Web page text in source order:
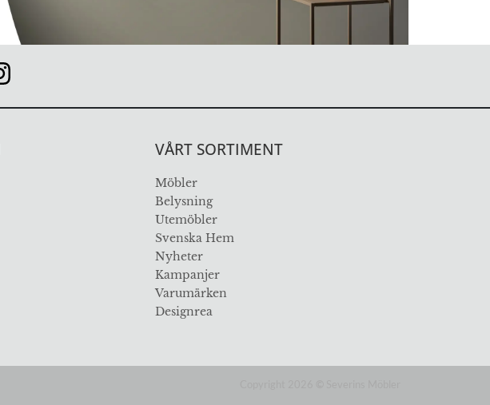
VÅRT SORTIMENT
Möbler
Belysning
Utemöbler
Svenska Hem
Nyheter
Kampanjer
Varumärken
Designrea